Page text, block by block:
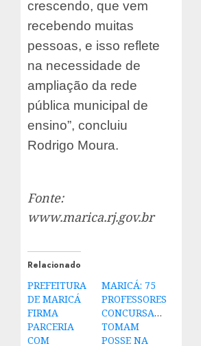
crescendo, que vem
recebendo muitas
pessoas, e isso reflete
na necessidade de
ampliação da rede
pública municipal de
ensino”, concluiu
Rodrigo Moura.
Fonte:
www.marica.rj.gov.br
Relacionado
PREFEITURA
DE MARICÁ
FIRMA
PARCERIA
COM
MARICÁ: 75
PROFESSORES
CONCURSADOS
TOMAM
POSSE NA